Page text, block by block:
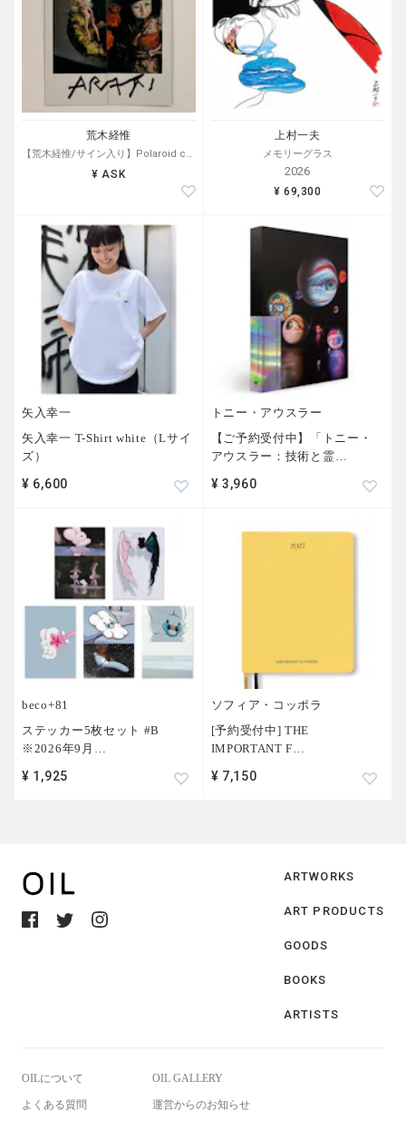
荒木経惟
【荒木経惟/サイン入り】Polaroid collage
¥ ASK
上村一夫
メモリーグラス
2026
¥ 69,300
矢入幸一
矢入幸一 T-Shirt white（Lサイ
ズ）
¥ 6,600
トニー・アウスラー
【ご予約受付中】「トニー・
アウスラー：技術と霊
¥ 3,960
beco+81
ステッカー5枚セット #B
※2026年9月 …
¥ 1,925
ソフィア・コッポラ
[予約受付中] THE
IMPORTANT F…
¥ 7,150
ARTWORKS
ART PRODUCTS
GOODS
BOOKS
ARTISTS
OILについて OIL GALLERY
よくある質問 運営からのお知らせ